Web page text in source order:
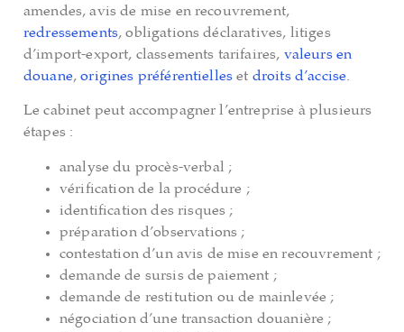
amendes, avis de mise en recouvrement,
redressements, obligations déclaratives, litiges
d’import-export, classements tarifaires, valeurs en
douane,origines préférentielles et droits d’accise.
Le cabinet peut accompagner l’entreprise à plusieurs
étapes :
analyse du procès-verbal ;
vérification de la procédure ;
identification des risques ;
préparation d’observations ;
contestation d’un avis de mise en recouvrement ;
demande de sursis de paiement ;
demande de restitution ou de mainlevée ;
négociation d’une transaction douanière ;